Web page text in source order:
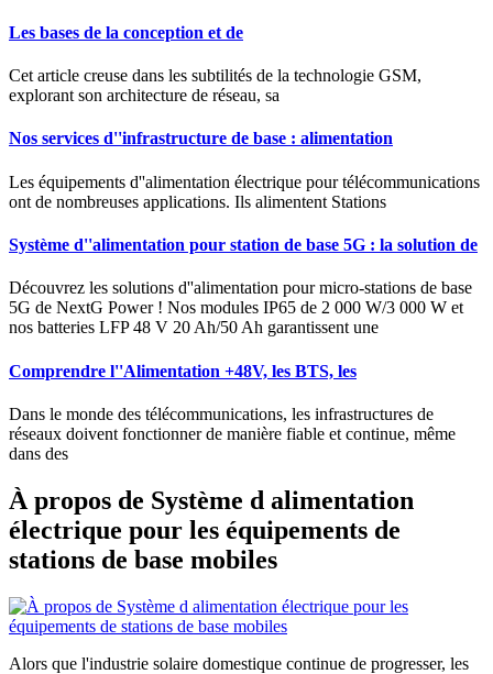
Les bases de la conception et de
Cet article creuse dans les subtilités de la technologie GSM,
explorant son architecture de réseau, sa
Nos services d''infrastructure de base : alimentation
Les équipements d''alimentation électrique pour télécommunications
ont de nombreuses applications. Ils alimentent Stations
Système d''alimentation pour station de base 5G : la solution de
Découvrez les solutions d''alimentation pour micro-stations de base
5G de NextG Power ! Nos modules IP65 de 2 000 W/3 000 W et
nos batteries LFP 48 V 20 Ah/50 Ah garantissent une
Comprendre l''Alimentation +48V, les BTS, les
Dans le monde des télécommunications, les infrastructures de
réseaux doivent fonctionner de manière fiable et continue, même
dans des
À propos de Système d alimentation
électrique pour les équipements de
stations de base mobiles
Alors que l'industrie solaire domestique continue de progresser, les